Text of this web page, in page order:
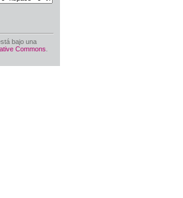
bajo una
Commons